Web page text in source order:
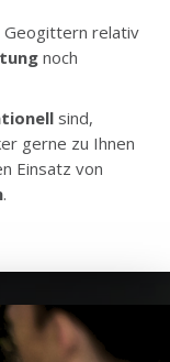
Geogittern relativ
noch
sind,
gerne zu Ihnen
Einsatz von
.